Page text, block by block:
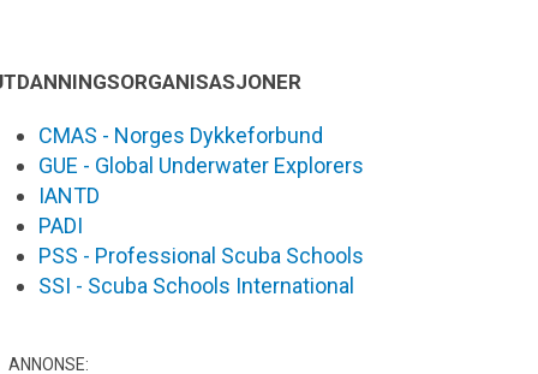
CMAS - Norges Dykkeforbund
GUE - Global Underwater Explorers
IANTD
PADI
PSS - Professional Scuba Schools
SSI - Scuba Schools International
ANNONSE: